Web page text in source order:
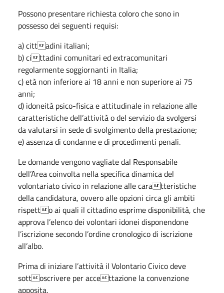
Possono presentare richiesta coloro che sono in
possesso dei seguenti requisi:
a) cittadini italiani;
b) cittadini comunitari ed extracomunitari
regolarmente soggiornanti in Italia;
c) età non inferiore ai 18 anni e non superiore ai 75
anni;
d) idoneità psico-fisica e attitudinale in relazione alle
caratteristiche dell’attività o del servizio da svolgersi
da valutarsi in sede di svolgimento della prestazione;
e) assenza di condanne e di procedimenti penali.
Le domande vengono vagliate dal Responsabile
dell’Area coinvolta nella specifica dinamica del
volontariato civico in relazione alle caratteristiche
della candidatura, ovvero alle opzioni circa gli ambiti
rispetto ai quali il cittadino esprime disponibilità, che
approva l’elenco dei volontari idonei disponendone
l’iscrizione secondo l’ordine cronologico di iscrizione
all’albo.
Prima di iniziare l’attività il Volontario Civico deve
sottoscrivere per accettazione la convenzione
apposita.